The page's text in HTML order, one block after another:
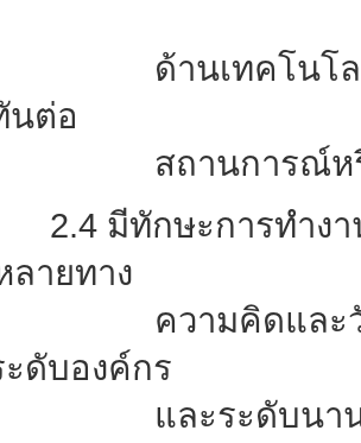
ทคโนโลยีดิจิทัล
นต่อ
านการณ์ห
มีทักษะการทำงาน
ลายทาง
คิดและวัฒนธรร
ะดับองค์กร
ระดับนานา